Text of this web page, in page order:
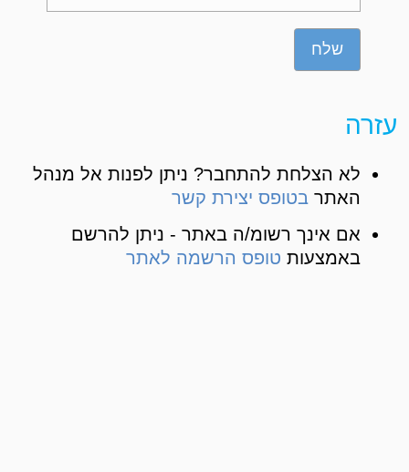
שלח
עזרה
לא הצלחת להתחבר? ניתן לפנות אל מנהל
האתרבטופס יצירת קשר
אם אינך רשומ/ה באתר - ניתן להרשם
באמצעות טופס הרשמה לאתר